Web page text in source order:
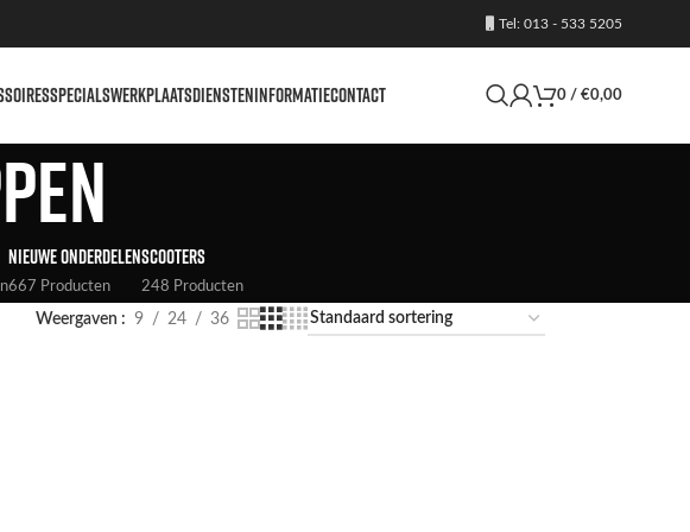
Tel: 013 - 533 5205
SPECIALSWERKPLAATSDIENSTENINFORMATIECONTACT 0 / €0,00
NIEUWE ONDERDELEN
667 Producten
SCOOTERS
248 Producten
Weergaven 9 24 36